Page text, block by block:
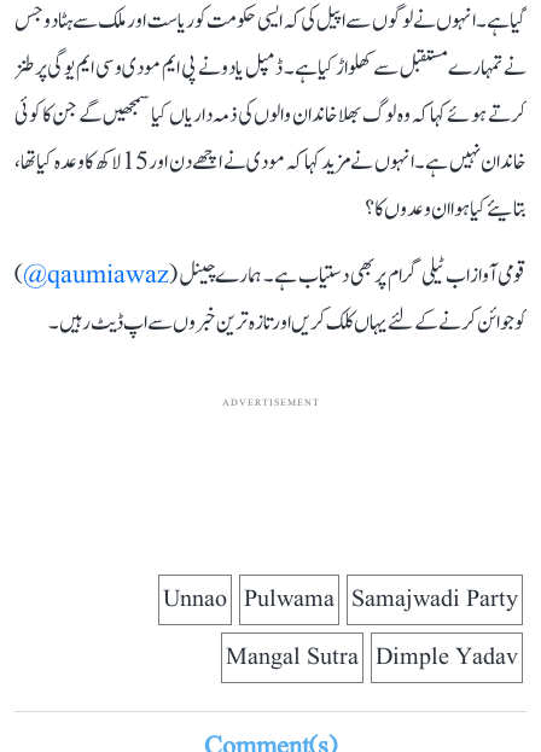
گیا ہے۔ انہوں نے لوگوں سے اپیل کی کہ ایسی حکومت کو ریاست اور ملک سے ہٹا دو جس
نے تمہارے مستقبل سے کھلواڑ کیا ہے۔ ڈمپل یادو نے پی ایم مودی و سی ایم یوگی پر طنز
کرتے ہوئے کہا کہ وہ لوگ بھلا خاندان والوں کی ذمہ داریاں کیا سمجھیں گے جن کا کوئی
خاندان نہیں ہے۔ انہوں نے مزید کہا کہ مودی نے اچھے دن اور 15 لاکھ کا وعدہ کیا تھا،
بتایئے کیا ہوا ان وعدوں کا؟
قومی آواز اب ٹیلی گرام پر بھی دستیاب ہے۔ ہمارے چینل (qaumiawaz@
)
کو جوائن کرنے کے لئے یہاں کلک کریں اور تازہ ترین خبروں سے اپ ڈیٹ رہیں۔
ADVERTISEMENT
Samajwadi Party
Pulwama
Unnao
Dimple Yadav
Mangal Sutra